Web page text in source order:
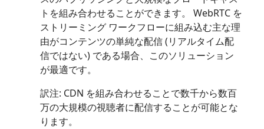
トを組み合わせることができます。 WebRTC を
ストリーミング ワークフローに組み込む主な理
由がコンテンツの単純な配信 (リアルタイム配
信ではない) である場合、このソリューション
が最適です。
訳注: CDN を組み合わせることで数千から数百
万の大規模の視聴者に配信することが可能とな
ります。